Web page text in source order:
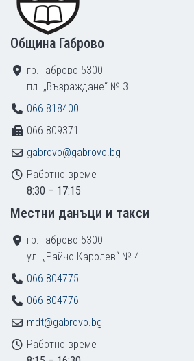
Община Габрово
гр. Габрово 5300
пл. „Възраждане“ № 3
066 818400
066 809371
gabrovo@gabrovo.bg
Работно време
8:30 – 17:15
Местни данъци и такси
гр. Габрово 5300
ул. „Райчо Каролев“ № 4
066 804775
066 804776
mdt@gabrovo.bg
Работно време